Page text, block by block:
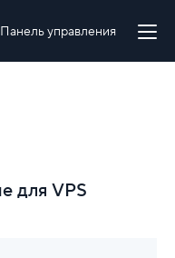
Панель управления
для VPS